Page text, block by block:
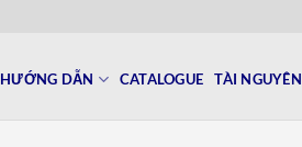
HƯỚNG DẪN CATALOGUE TÀI NGUYÊN